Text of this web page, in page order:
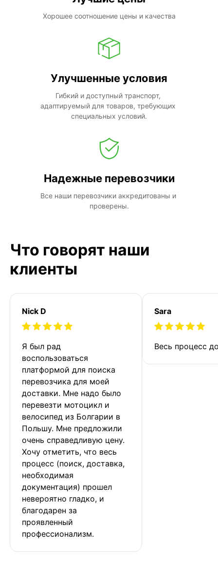
Хорошее соотношение цены и качества
Улучшенные условия
Гибкий и доступный транспорт,
адаптируемый для товаров, требующих
специальных условий.
Надежные перевозчики
Все наши перевозчики аккредитованы и
проверены.
Что говорят наши
клиенты
Nick D
Я был рад
воспользоваться
платформой для поиска
перевозчика для моей
доставки. Мне надо было
перевезти мотоцикл и
велосипед из Болгарии в
Польшу. Мне предложили
очень справедливую цену.
Хочу отметить, что весь
процесс (поиск, доставка,
необходимая
документация) прошел
невероятно гладко, и
благодарен за
проявленный
профессионализм.
Sara
Весь процесс